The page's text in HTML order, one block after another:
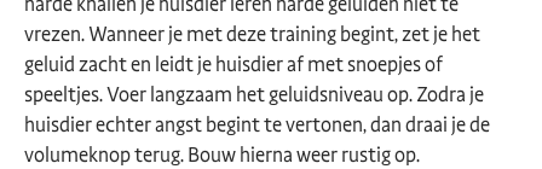
vrezen. Wanneer je met deze training begint, zet je het
geluid zacht en leidt je huisdier af met snoepjes of
speeltjes. Voer langzaam het geluidsniveau op. Zodra je
huisdier echter angst begint te vertonen, dan draai je de
volumeknop terug. Bouw hierna weer rustig op.